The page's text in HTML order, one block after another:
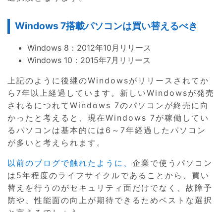
Windows 7搭載パソコンは買い替えるべき
Windows 8：2012年10月リリース
Windows 10：2015年7月リリース
上記のように後継のWindowsがリリースされてか
ら7年以上経過しています。新しいWindowsが発売
されるにつれてWindows 7のパソコンが終売に向
かったと考えると、現在Windows 7が稼働してい
るパソコンは基本的には6～7年経過したパソコン
が多いと考えられます。
以前のブログで触れたように、 企業で使うパソコン
は5年程度のライフサイクルであることから、買い
替えを行うのがセキュリティ面だけでなく、故障予
防や、性能面の向上が期待できるためベストな選択